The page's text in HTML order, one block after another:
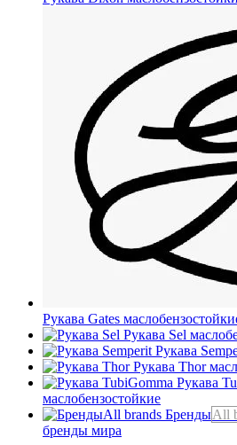
Рукава Gates
Рукава Sel
Рукава
Рукава Thor
Рукава
маслобензостойкие
БрендыAll
бренды мира